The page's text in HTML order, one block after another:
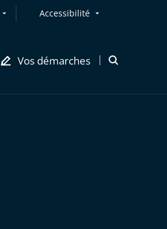
Accessibilité
Vos démarches
Ouvrir